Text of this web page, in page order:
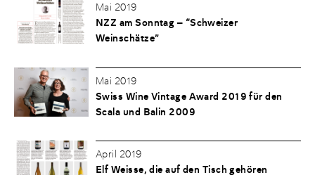
Mai 2019
NZZ am Sonntag – “Schweizer
Weinschätze”
Mai 2019
Swiss Wine Vintage Award 2019 für den
Scala und Balin 2009
April 2019
Elf Weisse, die auf den Tisch gehören